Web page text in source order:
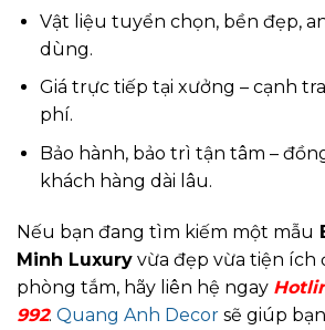
Vật liệu tuyển chọn, bền đẹp,
dùng.
Giá trực tiếp tại xưởng – cạnh
phí.
Bảo hành, bảo trì tận tâm –
khách hàng dài lâu.
Nếu bạn đang tìm kiếm một mẫu
Minh Luxury vừa đẹp vừa tiện ích
phòng tắm, hãy liên hệ ngay
992. Quang Anh Decor sẽ giúp